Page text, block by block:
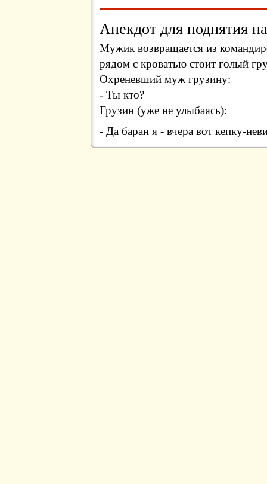
Анекдот для поднятия
Мужик возвращается из
рядом с кроватью стоит голый
Охреневший муж грузину:
- Ты кто?
Грузин (уже не улыбаясь):
- Да баран я - вчера вот кепку-